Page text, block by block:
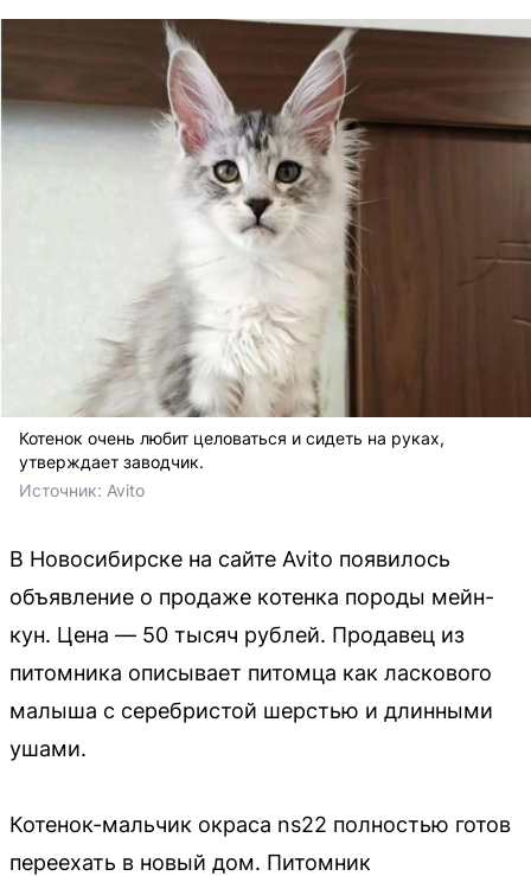
Котенок очень любит целоваться и сидеть на руках,
утверждает заводчик.
Источник: Avito
В Новосибирске на сайте Avito появилось
объявление о продаже котенка породы мейн-
кун. Цена — 50 тысяч рублей. Продавец из
питомника описывает питомца как ласкового
малыша с серебристой шерстью и длинными
ушами.
Котенок-мальчик окраса ns22 полностью готов
переехать в новый дом. Питомник